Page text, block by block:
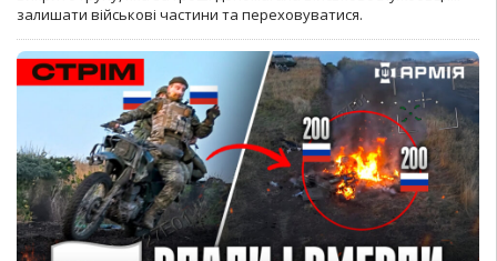
залишати військові частини та переховуватися.